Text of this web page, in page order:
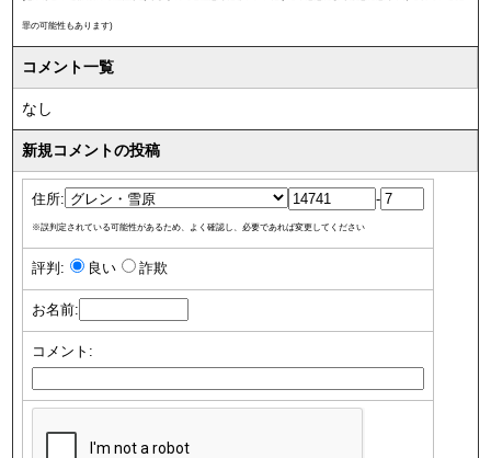
罪の可能性もあります)
コメント一覧
なし
新規コメントの投稿
住所: -
※誤判定されている可能性があるため、よく確認し、必要であれば変更してください
評判: 良い 詐欺
お名前:
コメント: